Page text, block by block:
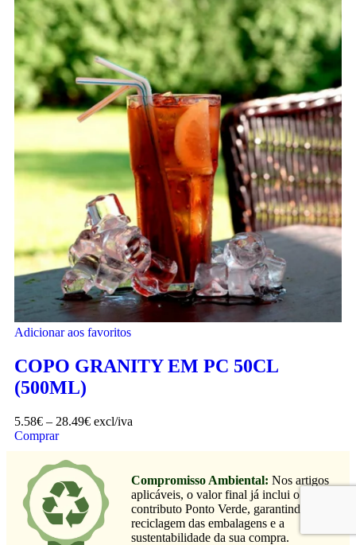
Adicionar aos favoritos
COPO GRANITY EM PC 50CL
(500ML)
5.58€ – 28.49€ excl/iva
Comprar
Compromisso Ambiental: Nos artigos
aplicáveis, o valor final já inclui o
contributo Ponto Verde, garantindo a
reciclagem das embalagens e a
sustentabilidade da sua compra.